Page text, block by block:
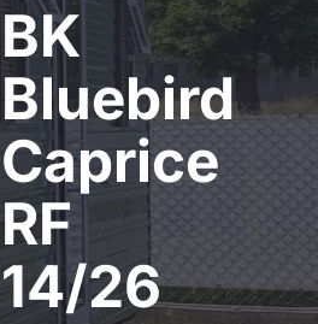
BK
Bluebird
Caprice
RF
14/26